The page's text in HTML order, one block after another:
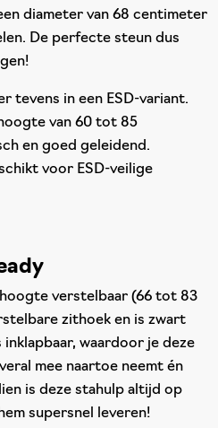
diameter van 68 centimeter
De perfecte steun dus
tevens in een ESD-variant.
van 60 tot 85
en goed geleidend.
voor ESD-veilige
verstelbaar (66 tot 83
zithoek en is zwart
waardoor je deze
mee naartoe neemt én
is deze stahulp altijd op
supersnel leveren!